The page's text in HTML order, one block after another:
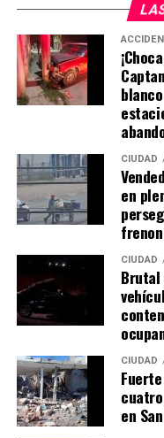
CIUDAD
en
CIUDAD
Brutal
CIUDAD
en